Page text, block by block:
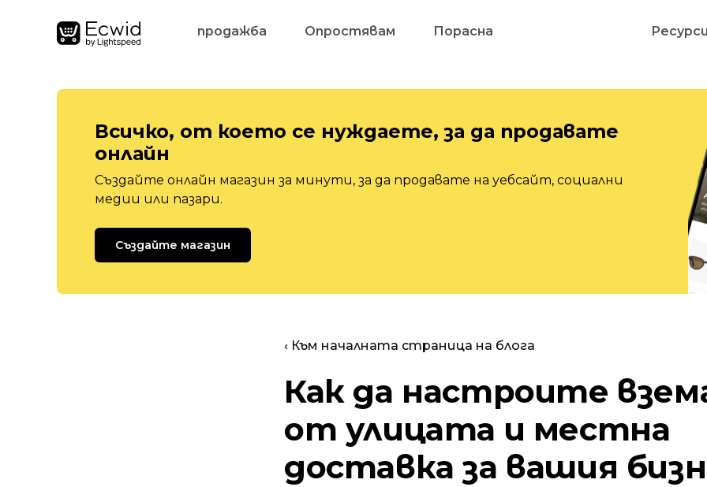
продажба Опростявам Порасна Ресурси
Всичко, от което се нуждаете, за да продавате
онлайн
Създайте онлайн магазин за минути, за да продавате на уебсайт, социални
медии или пазари.
Създайте магазин
‹ Към началната страница на блога
Как да настроите
от улицата и местна
доставка за вашия